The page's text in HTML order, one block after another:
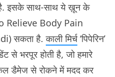
है. इसके साथ-साथ ये ख़ून के
Relieve Body Pain
सकता है.काली मिर्च‘पिपेरिन’
से भरपूर होती है, जो हमारे
डैमेज से रोकने में मदद कर